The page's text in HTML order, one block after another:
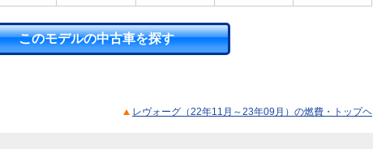
このモデルの中古車を探す
レヴォーグ（22年11月～23年09月）の燃費・トップヘ